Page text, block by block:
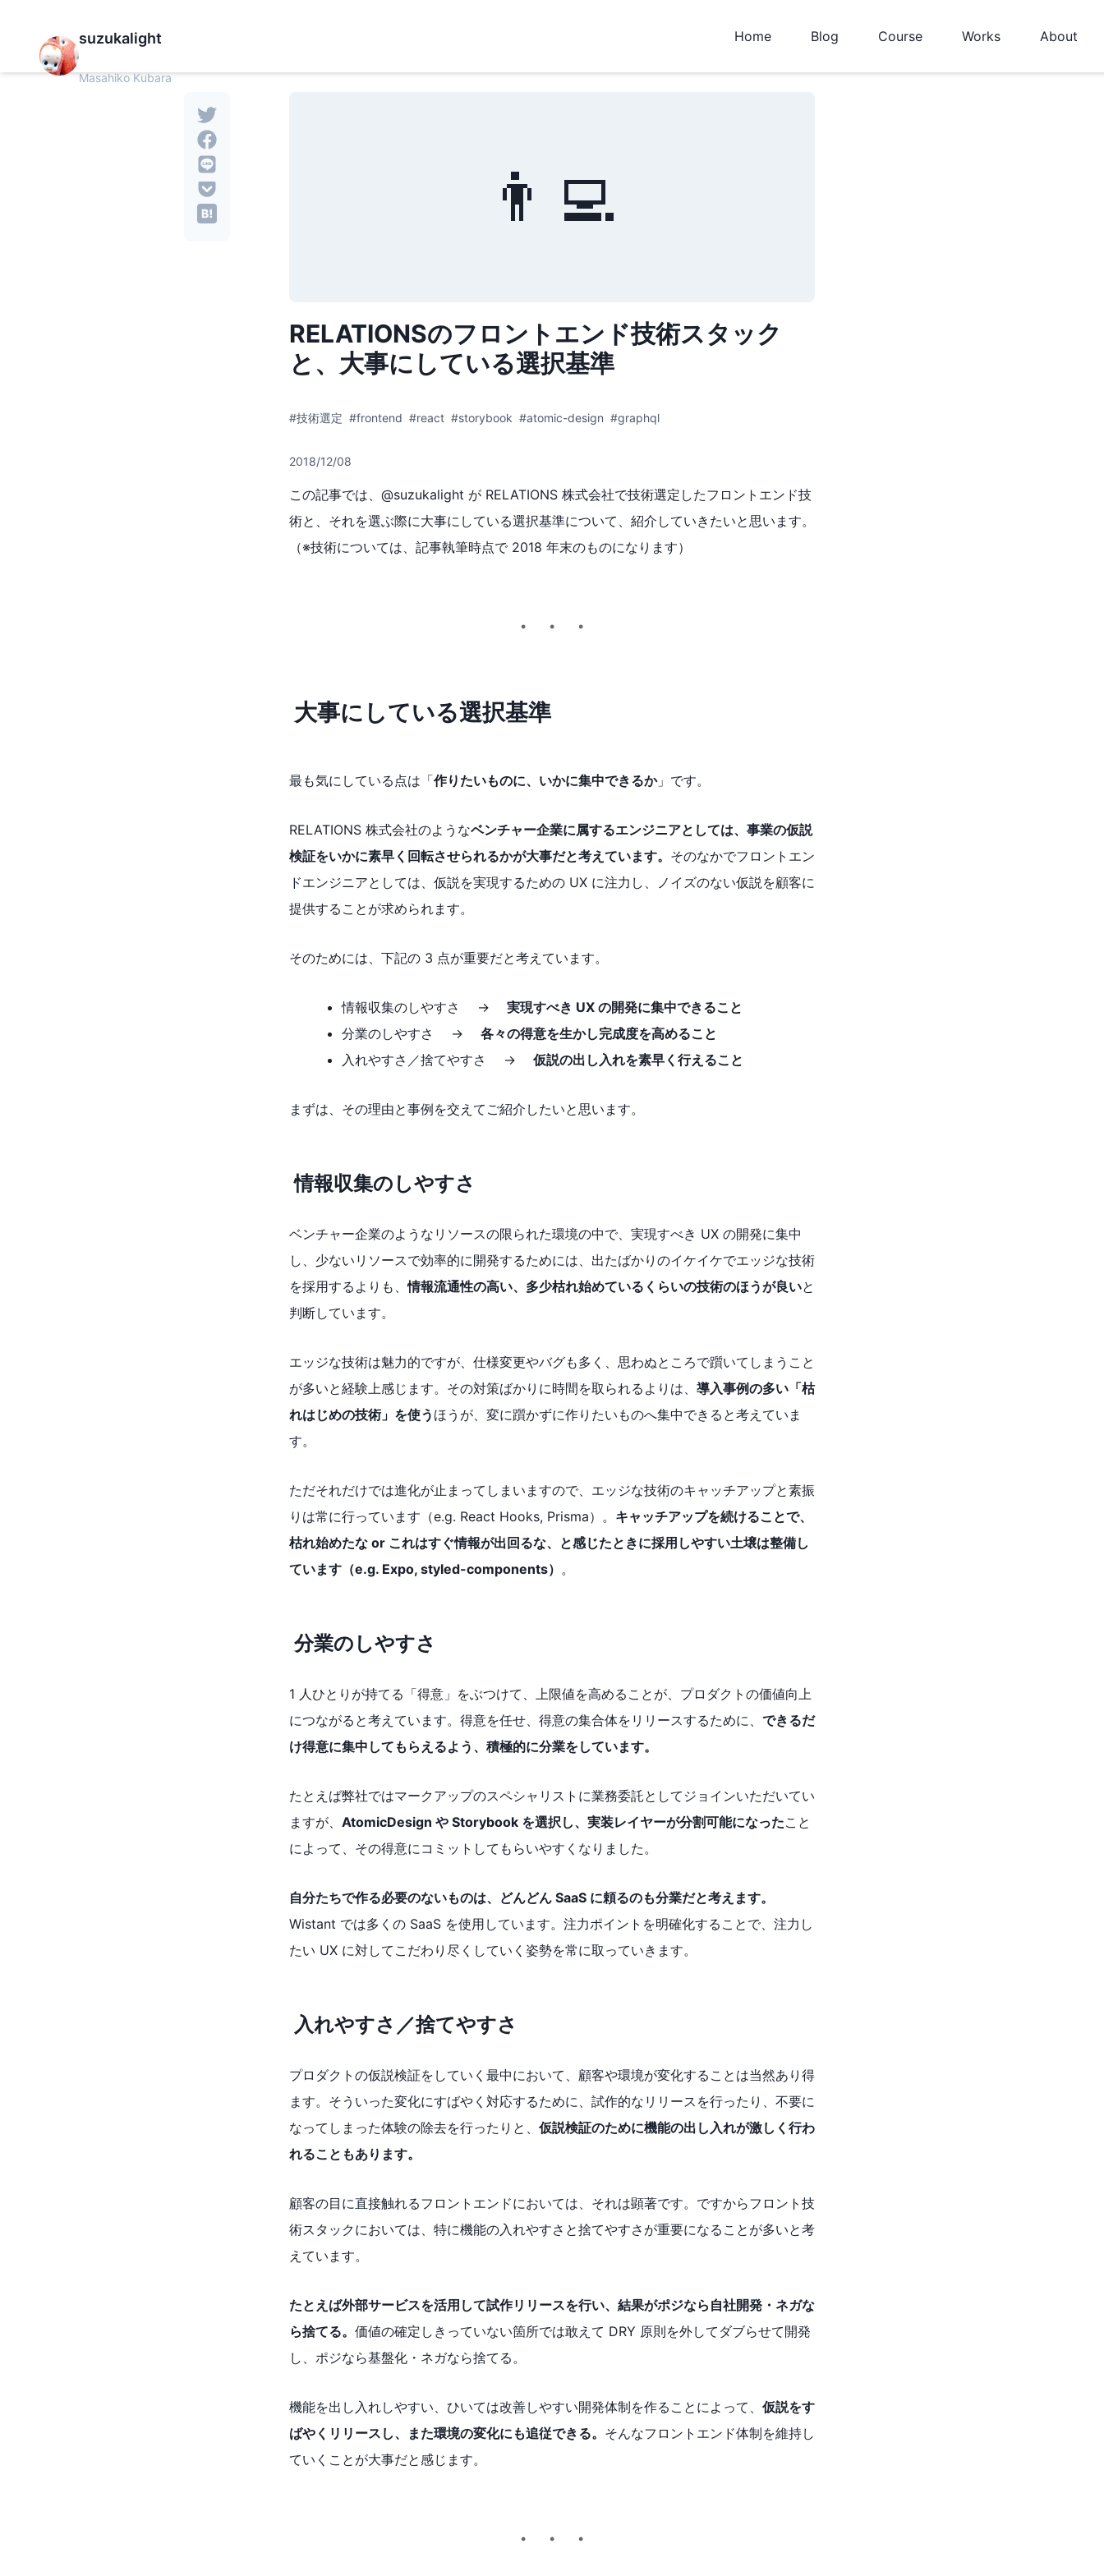
suzukalight
Masahiko Kubara
Home Blog Course Works About
👨‍💻
RELATIONSのフロントエンド技術スタック
と、大事にしている選択基準
#技術選定 #frontend #react #storybook #atomic-design #graphql
2018/12/08
この記事では、@suzukalight が RELATIONS 株式会社で技術選定したフロントエンド技
術と、それを選ぶ際に大事にしている選択基準について、紹介していきたいと思います。
（※技術については、記事執筆時点で 2018 年末のものになります）
大事にしている選択基準
最も気にしている点は「作りたいものに、いかに集中できるか」です。
RELATIONS 株式会社のようなベンチャー企業に属するエンジニアとしては、事業の仮説
検証をいかに素早く回転させられるかが大事だと考えています。 そのなかでフロントエン
ドエンジニアとしては、仮説を実現するための UX に注力し、ノイズのない仮説を顧客に
提供することが求められます。
そのためには、下記の 3 点が重要だと考えています。
情報収集のしやすさ → 実現すべき UX の開発に集中できること
分業のしやすさ → 各々の得意を生かし完成度を高めること
入れやすさ／捨てやすさ → 仮説の出し入れを素早く行えること
まずは、その理由と事例を交えてご紹介したいと思います。
情報収集のしやすさ
ベンチャー企業のようなリソースの限られた環境の中で、実現すべき UX の開発に集中
し、少ないリソースで効率的に開発するためには、出たばかりのイケイケでエッジな技術
を採用するよりも、情報流通性の高い、多少枯れ始めているくらいの技術のほうが良いと
判断しています。
エッジな技術は魅力的ですが、仕様変更やバグも多く、思わぬところで躓いてしまうこと
が多いと経験上感じます。その対策ばかりに時間を取られるよりは、 導入事例の多い「枯
れはじめの技術」を使う ほうが、変に躓かずに作りたいものへ集中できると考えていま
す。
ただそれだけでは進化が止まってしまいますので、エッジな技術のキャッチアップと素振
りは常に行っています（e.g. React Hooks, Prisma）。 キャッチアップを続けることで、
枯れ始めたな or これはすぐ情報が出回るな、と感じたときに採用しやすい土壌は整備し
ています（e.g. Expo, styled-components） 。
分業のしやすさ
1 人ひとりが持てる「得意」をぶつけて、上限値を高めることが、プロダクトの価値向上
につながると考えています。得意を任せ、得意の集合体をリリースするために、 できるだ
け得意に集中してもらえるよう、積極的に分業をしています。
たとえば弊社ではマークアップのスペシャリストに業務委託としてジョインいただいてい
ますが、 AtomicDesign や Storybook を選択し、実装レイヤーが分割可能になったこと
によって、その得意にコミットしてもらいやすくなりました。
自分たちで作る必要のないものは、どんどん SaaS に頼るのも分業だと考えます。
Wistant では多くの SaaS を使用しています。注力ポイントを明確化することで、注力し
たい UX に対してこだわり尽くしていく姿勢を常に取っていきます。
入れやすさ／捨てやすさ
プロダクトの仮説検証をしていく最中において、顧客や環境が変化することは当然あり得
ます。そういった変化にすばやく対応するために、試作的なリリースを行ったり、不要に
なってしまった体験の除去を行ったりと、 仮説検証のために機能の出し入れが激しく行わ
れることもあります。
顧客の目に直接触れるフロントエンドにおいては、それは顕著です。ですからフロント技
術スタックにおいては、特に機能の入れやすさと捨てやすさが重要になることが多いと考
えています。
たとえば外部サービスを活用して試作リリースを行い、結果がポジなら自社開発・ネガな
ら捨てる。 価値の確定しきっていない箇所では敢えて DRY 原則を外してダブらせて開発
し、ポジなら基盤化・ネガなら捨てる。
機能を出し入れしやすい、ひいては改善しやすい開発体制を作ることによって、 仮説をす
ばやくリリースし、また環境の変化にも追従できる。 そんなフロントエンド体制を維持し
ていくことが大事だと感じます。